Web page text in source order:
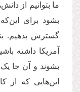
ما بتوانیم از
بشود برای
گسترش بدهیم.
آمریکا داشته
بشوند و آن جا یک
این‌هایی که از